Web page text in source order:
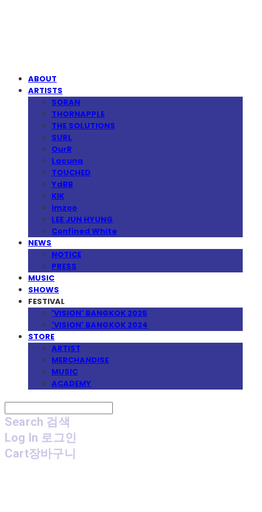
ABOUT
ARTISTS
SORAN
THORNAPPLE
THE SOLUTIONS
SURL
OurR
Lacuna
TOUCHED
YdBB
KIK
imzoo
LEE JUN HYUNG
Confined White
NEWS
NOTICE
PRESS
MUSIC
SHOWS
FESTIVAL
'VISION' BANGKOK 2025
'VISION' BANGKOK 2024
STORE
ARTIST
MERCHANDISE
MUSIC
ACADEMY
Search 검색
Log In 로그인
Cart장바구니